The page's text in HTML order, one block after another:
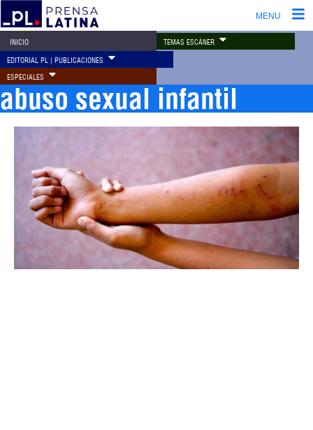
MENU
INICIO TEMAS ESCÁNER
EDITORIAL PL | PUBLICACIONES
ESPECIALES
abuso sexual infantil